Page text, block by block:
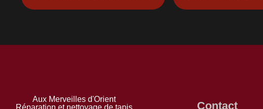
Aux Merveilles d'Orient
Réparation et nettoyage de tapis
Contact